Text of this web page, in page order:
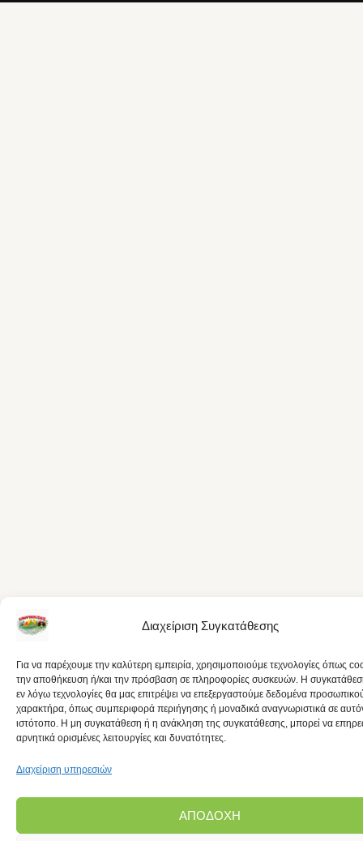
Διαχείριση Συγκατάθεσης
Για να παρέχουμε την καλύτερη εμπειρία, χρησιμοποιούμε τεχνολογίες όπως
την αποθήκευση ή/και την πρόσβαση σε πληροφορίες συσκευών. Η
εν λόγω τεχνολογίες θα μας επιτρέψει να επεξεργαστούμε δεδομένα
χαρακτήρα, όπως συμπεριφορά περιήγησης ή μοναδικά αναγνωριστικά σε
ιστότοπο. Η μη συγκατάθεση ή η ανάκληση της συγκατάθεσης, μπορεί να
αρνητικά ορισμένες λειτουργίες και δυνατότητες.
Διαχείριση υπηρεσιών
ΑΠΟΔΟΧΉ